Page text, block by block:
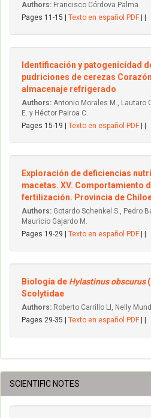
Authors: Francisco Córdova Palma
Pages 11-15 | Texto en español PDF
Identificación y patogenicidad
pudriciones de cerezas
almacenaje refrigerado
Authors: Antonio Morales M., Lautaro
E. y Héctor Pairoa C.
Pages 15-19 | Texto en español PDF
Exploración de deficiencias
macetas. XV. Comportamiento
fertilización. Provincia de
Authors: Gotardo Schenkel S., Pedro
Mauricio Gajardo M.
Pages 19-29 | Texto en español PDF
Biología de Hylastinus obscurus
Scolytidae
Authors: Roberto Carrillo Ll, Nelly
Pages 29-35 | Texto en español PDF
SCIENTIFIC NOTES